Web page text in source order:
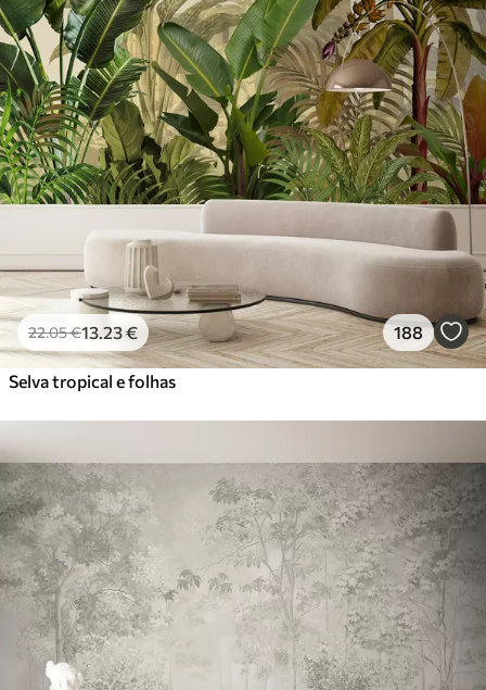
22.05€13 .23€ 188
Selva tropical e folhas